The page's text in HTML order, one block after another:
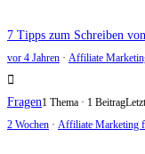
7 Tipps zum Schreiben
vor 4 Jahren · Affiliate
Fragen1 Thema · 1 Beitrag
2 Wochen · Affiliate Marketing